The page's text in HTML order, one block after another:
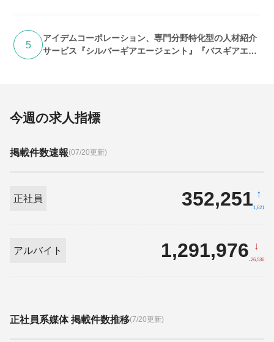
5
アイデムコーポレーション、専門分野特化型の人材紹介
サービス『シルバーギアエージェント』『バスギアエー
今週の求人指標
掲載件数速報(07/20更新)
正社員 352,251 ↑
1,621
アルバイト 1,291,976 ↓
-26,536
正社員系媒体 掲載件数推移(7/20更新)